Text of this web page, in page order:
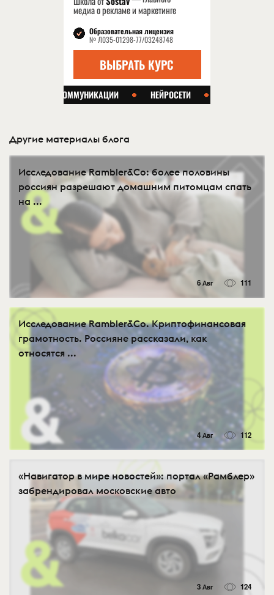
Другие материалы блога
Исследование Rambler&Co: более половины
россиян разрешают домашним питомцам спать
на ...
6 Авг 111
Исследование Rambler&Co. Криптофинансовая
грамотность. Россияне рассказали, как
относятся ...
4 Авг 112
«Навигатор в мире новостей»: портал «Рамблер»
забрендировал московские авто
3 Авг 124